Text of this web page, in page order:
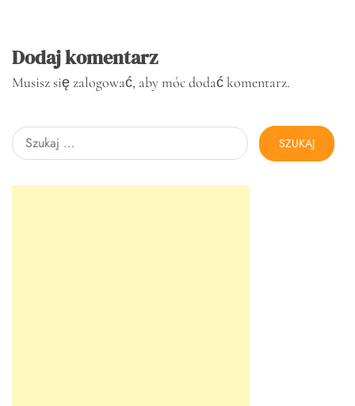
Dodaj komentarz
Musisz sięzalogować, aby móc dodać komentarz.
Szukaj: